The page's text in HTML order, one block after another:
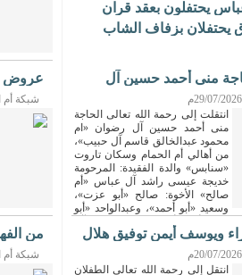
يحتفلون بعقد قران
يحتفلان بزفاف الشاب
منى أحمد حسين آل
انتقلت إلى رحمة الله تعالى الحاجة
منى أحمد حسين آل رضوان «ام
محمود عبدالخالق قاسم آل حبيب»،
من أهالي أم الحمام وسكان تاروت
«سنابس» والدة الفقيدة: المرحومة
خديجة عيسى راشد آل عباس «أم
صالح» الأخوة: صالح «أبو عزت»،
وسعيد «أبو أحمد»، وعبدالواحد «أبو
ويوسف أيمن توفيق هلال
انتقل إلى رحمة الله تعالى الطفلان
عروض
العائلة
شبكة أم
...من
الأربع ...
شبكة أم